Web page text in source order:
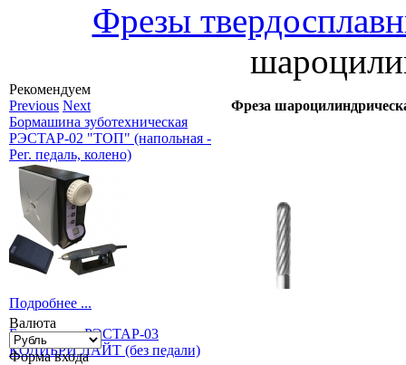
Фрезы
Рекомендуем
Previous Next
Бормашина зуботехническая
РЭСТАР-02 "ТОП" (напольная -
Рег. педаль, колено)
Подробнее ...
Бормашина РЭСТАР-03
КОЛИБРИ ЛАЙТ (без педали)
Валюта
Форма входа
Фреза